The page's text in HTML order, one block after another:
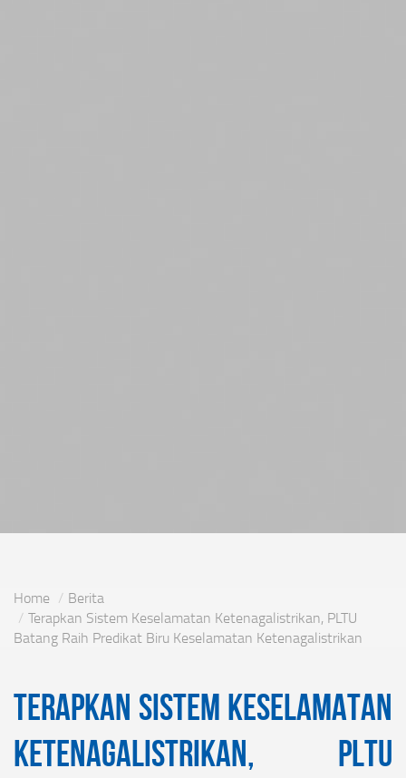
Home
Berita
Terapkan Sistem Keselamatan Ketenagalistrikan, PLTU
Batang Raih Predikat Biru Keselamatan Ketenagalistrikan
Terapkan Sistem Keselamatan
Ketenagalistrikan, PLTU